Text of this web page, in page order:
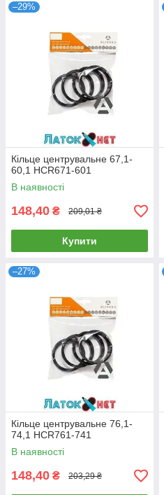
–29%
Кільце центрувальне 67,1-
60,1 HCR671-601
В наявності
148,40 ₴ 209,01 ₴
Купити
–27%
Кільце центрувальне 76,1-
74,1 HCR761-741
В наявності
148,40 ₴ 203,29 ₴